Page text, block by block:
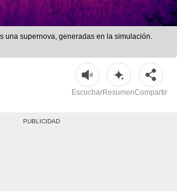
una supernova, generadas en la simulación.
EscucharResumenCompartir